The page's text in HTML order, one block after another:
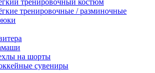
тренировочные / разминочные
на шорты
сувениры